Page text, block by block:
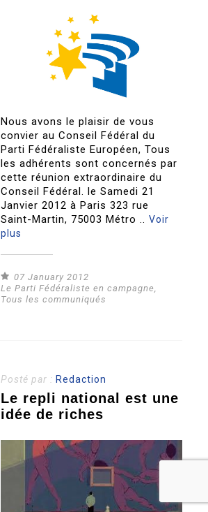
Nous avons le plaisir de vous
convier au Conseil Fédéral du
Parti Fédéraliste Européen, Tous
les adhérents sont concernés par
cette réunion extraordinaire du
Conseil Fédéral. le Samedi 21
Janvier 2012 à Paris 323 rue
Saint-Martin, 75003 Métro ..Voir
plus
07 January 2012
Le Parti Fédéraliste en campagne,
Tous les communiqués
Posté par : Redaction
Le repli national est une
idée de riches